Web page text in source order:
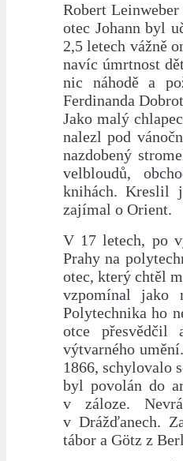
Robert
otec Johann byl
2,5 letech vážně
navíc úmrtnost
nic náhodě a
Ferdinanda
Jako malý
nalezl pod
nazdobený
velbloudů,
knihách. Kreslil
zajímal o Orient.
V 17 letech, po
Prahy na
otec, který chtěl
vzpomínal jako
Polytechnika ho
otce přesvědčil
výtvarného
1866, schylovalo
byl povolán do
v záloze.
v Drážďanech.
tábor a Götz z